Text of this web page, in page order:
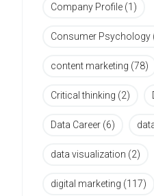
Company Profile (1)
Consumer Psychology
content marketing (78)
Critical thinking (2)
Data Career (6)
data visualization (2)
digital marketing (117)